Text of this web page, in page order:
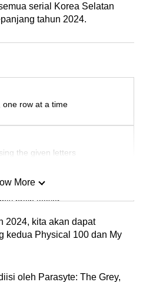
serial Korea Selatan
tahun 2024.
one row at a time
the given letters
brain teaser
More
2024, kita akan dapat
kedua Physical 100 dan My
oleh Parasyte: The Grey,